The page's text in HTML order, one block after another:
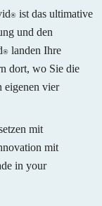
® ist das ultimative
und den
® landen Ihre
dort, wo Sie die
eigenen vier
mit
mit
in your